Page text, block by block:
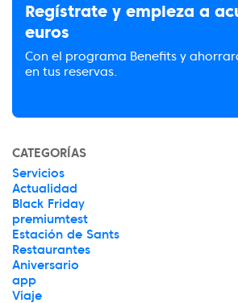
Regístrate y empieza a
euros
Con el programa Benefits y
en tus reservas.
CATEGORÍAS
Servicios
Actualidad
Black Friday
premiumtest
Estación de Sants
Restaurantes
Aniversario
app
Viaje